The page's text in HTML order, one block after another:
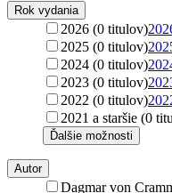
Rok vydania
2026 (0 titulov)
2025 (0 titulov)
2024 (0 titulov)
2023 (0 titulov)
2022 (0 titulov)
2021 a staršie (0
Ďalšie možnosti
Autor
Dagmar von